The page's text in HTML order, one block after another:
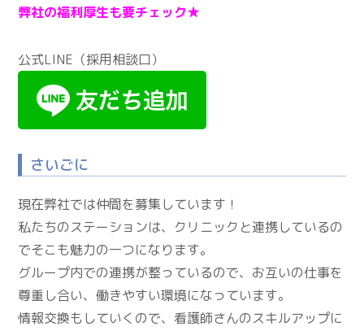
弊社の福利厚生も要チェック★
公式LINE（採用相談口）
さいごに
現在弊社では仲間を募集しています！
私たちのステーションは、クリニックと連携しているの
でそこも魅力の一つになります。
グループ内での連携が整っているので、お互いの仕事を
尊重し合い、働きやすい環境になっています。
情報交換もしていくので、看護師さんのスキルアップに